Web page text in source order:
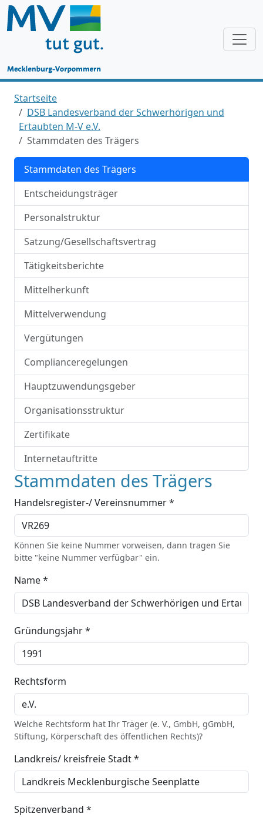
Startseite
DSB Landesverband der Schwerhörigen und
Ertaubten M-V e.V.
Stammdaten des Trägers
Stammdaten des Trägers
Entscheidungsträger
Personalstruktur
Satzung/Gesellschaftsvertrag
Tätigkeitsberichte
Mittelherkunft
Mittelverwendung
Vergütungen
Complianceregelungen
Hauptzuwendungsgeber
Organisationsstruktur
Zertifikate
Internetauftritte
Stammdaten des Trägers
Handelsregister-/ Vereinsnummer *
Können Sie keine Nummer vorweisen, dann tragen Sie
bitte "keine Nummer verfügbar" ein.
Name *
Gründungsjahr *
Rechtsform
Welche Rechtsform hat Ihr Träger (e. V., GmbH, gGmbH,
Stiftung, Körperschaft des öffentlichen Rechts)?
Landkreis/ kreisfreie Stadt *
Spitzenverband *